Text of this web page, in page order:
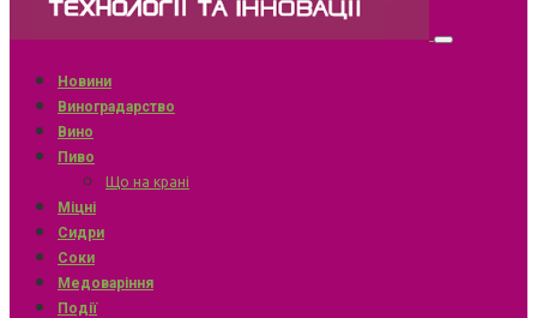
Новини
Виноградарство
Вино
Пиво
Що на крані
Міцні
Сидри
Соки
Медоваріння
Події